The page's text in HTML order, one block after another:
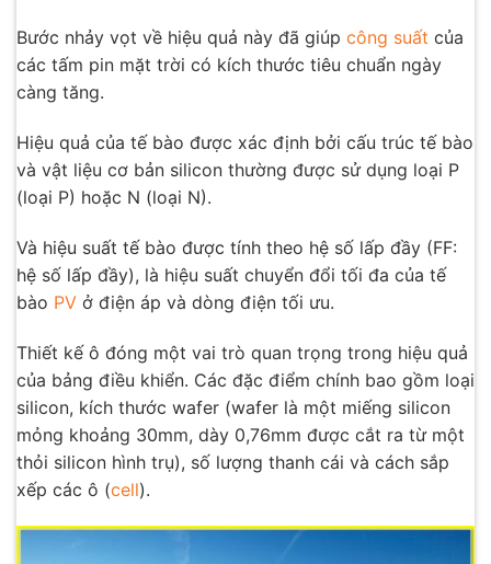
Bước nhảy vọt về hiệu quả này đã giúp công suất của
các tấm pin mặt trời có kích thước tiêu chuẩn ngày
càng tăng.
Hiệu quả của tế bào được xác định bởi cấu trúc tế bào
và vật liệu cơ bản silicon thường được sử dụng loại P
(loại P) hoặc N (loại N).
Và hiệu suất tế bào được tính theo hệ số lấp đầy (FF:
hệ số lấp đầy), là hiệu suất chuyển đổi tối đa của tế
bào PV ở điện áp và dòng điện tối ưu.
Thiết kế ô đóng một vai trò quan trọng trong hiệu quả
của bảng điều khiển. Các đặc điểm chính bao gồm loại
silicon, kích thước wafer (wafer là một miếng silicon
mỏng khoảng 30mm, dày 0,76mm được cắt ra từ một
thỏi silicon hình trụ), số lượng thanh cái và cách sắp
xếp các ô (cell).